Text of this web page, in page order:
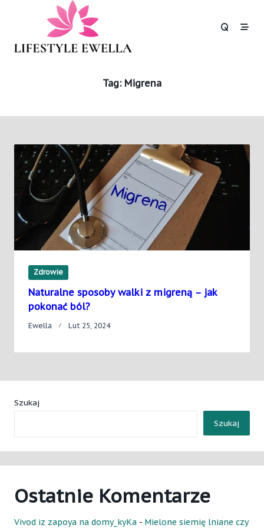
Tag: Migrena
Zdrowie
Naturalne sposoby walki z migreną – jak
pokonać ból?
Ewella Lut 25, 2024
Szukaj
Szukaj
Ostatnie Komentarze
Vivod iz zapoya na domy_kyKa - Mielone siemię lniane czy